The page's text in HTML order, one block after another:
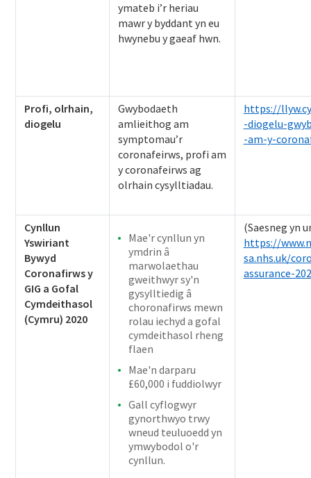
ymateb i’r heriau
mawr y byddant yn eu
hwynebu y gaeaf hwn.
Profi, olrhain,
diogelu
Gwybodaeth
amlieithog am
symptomau’r
coronafeirws, profi am
y coronafeirws ag
olrhain cysylltiadau.
https://
-diogelu-
-am-y-
Cynllun
Yswiriant
Bywyd
Coronafirws y
GIG a Gofal
Cymdeithasol
(Cymru) 2020
Mae'r cynllun yn
ymdrin â
marwolaethau
gweithwyr sy'n
gysylltiedig â
choronafirws mewn
rolau iechyd a gofal
cymdeithasol rheng
flaen
Mae'n darparu
£60,000 i fuddiolwyr
Gall cyflogwyr
gynorthwyo trwy
wneud teuluoedd yn
ymwybodol o'r
cynllun.
(Saesneg yn
https://
sa.nhs.uk/
assurance-